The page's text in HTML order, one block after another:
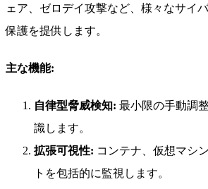
ェア、ゼロデイ攻撃など、様々なサイ
保護を提供します。
主な機能:
自律型脅威検知: 最小限の手動調
識します。
拡張可視性: コンテナ、仮想マシ
トを包括的に監視します。